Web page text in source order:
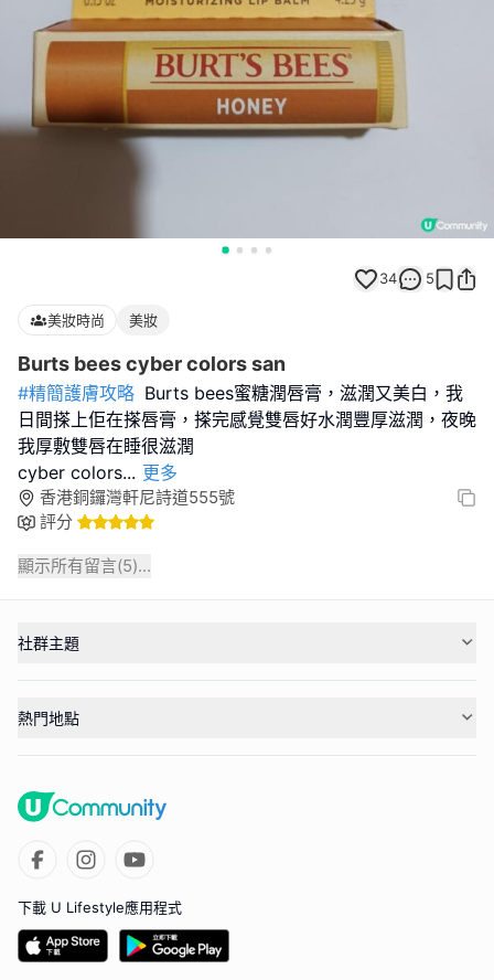
34 5
美妝時尚 美妝
Burts bees cyber colors san
#精簡護膚攻略 Burts bees蜜糖潤唇膏，滋潤又美白，我
日間搽上佢在搽唇膏，搽完感覺雙唇好水潤豐厚滋潤，夜晚
我厚敷雙唇在睡很滋潤
cyber colors... 更多
香港銅鑼灣軒尼詩道555號
評分
顯示所有留言(5)...
社群主題
熱門地點
下載 U Lifestyle應用程式